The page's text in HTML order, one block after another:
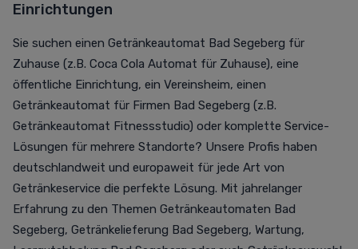
Einrichtungen
Sie suchen einen Getränkeautomat Bad Segeberg für
Zuhause (z.B. Coca Cola Automat für Zuhause), eine
öffentliche Einrichtung, ein Vereinsheim, einen
Getränkeautomat für Firmen Bad Segeberg (z.B.
Getränkeautomat Fitnessstudio) oder komplette Service-
Lösungen für mehrere Standorte? Unsere Profis haben
deutschlandweit und europaweit für jede Art von
Getränkeservice die perfekte Lösung. Mit jahrelanger
Erfahrung zu den Themen Getränkeautomaten Bad
Segeberg, Getränkelieferung Bad Segeberg, Wartung,